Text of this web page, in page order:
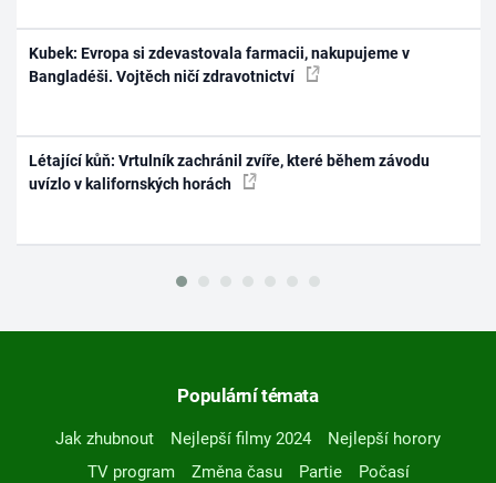
Kubek: Evropa si zdevastovala farmacii, nakupujeme v
Bangladéši. Vojtěch ničí zdravotnictví
Létající kůň: Vrtulník zachránil zvíře, které během závodu
uvízlo v kalifornských horách
Populární témata
Jak zhubnout Nejlepší filmy 2024
Nejlepší horory
TV program
Změna času Partie
Počasí